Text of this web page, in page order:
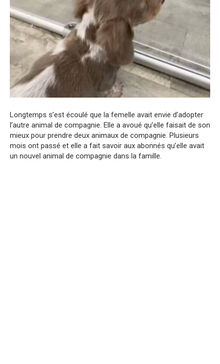
Longtemps s’est écoulé que la femelle avait envie d’adopter
l’autre animal de compagnie. Elle a avoué qu’elle faisait de son
mieux pour prendre deux animaux de compagnie. Plusieurs
mois ont passé et elle a fait savoir aux abonnés qu’elle avait
un nouvel animal de compagnie dans la famille.